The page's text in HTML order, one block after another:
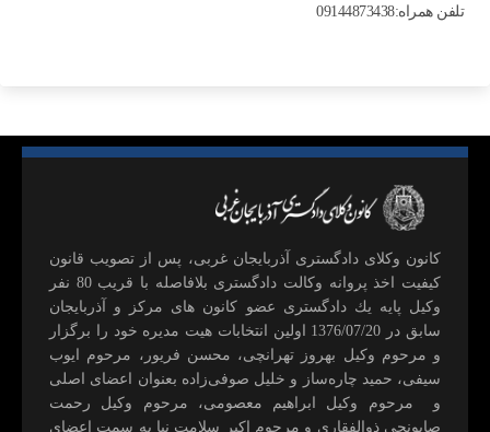
تلفن همراه:09144873438
كانون وكلای دادگستری آذربايجان غربی، پس از تصويب قانون
كيفيت اخذ پروانه وكالت دادگستری بلافاصله با قريب 80 نفر
وكيل پايه يك دادگستری عضو كانون های مركز و آذربايجان
سابق در 1376/07/20 اولين انتخابات هيت مديره خود را برگزار
و مرحوم وکیل بهروز تهرانچی، محسن فريور، مرحوم ايوب
سيفی، حميد چاره‌ساز و خليل صوفی‌زاده بعنوان اعضای اصلی
و مرحوم وکیل ابراهيم معصومی، مرحوم وکیل رحمت
صابونچی ذوالفقاری و مرحوم اكبر سلامت نيا به سمت اعضای